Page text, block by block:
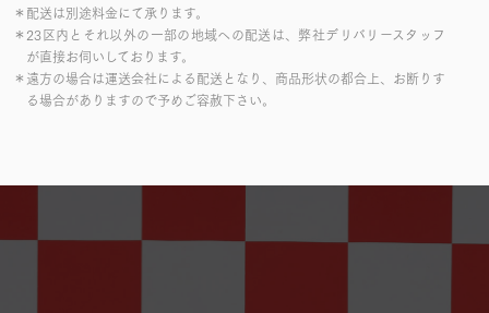
＊配送は別途料金にて承ります。
＊23区内とそれ以外の一部の地域への配送は、弊社デリバリースタッフ
が直接お伺いしております。
＊遠方の場合は運送会社による配送となり、商品形状の都合上、お断りす
る場合がありますので予めご容赦下さい。